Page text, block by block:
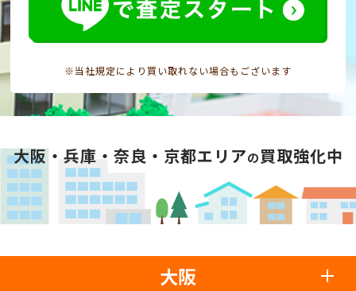
※当社規定により買い取れない場合もございます
大阪・兵庫・奈良・京都エリアの買取強化中
大阪